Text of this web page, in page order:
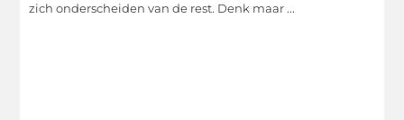
zich onderscheiden van de rest. Denk maar ...